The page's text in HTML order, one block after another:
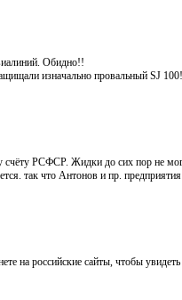
Обидно!!
изначально провальный SJ
РСФСР. Жидки до сих пор не
так что Антонов и пр.
на российские сайты, чтобы